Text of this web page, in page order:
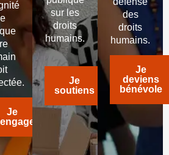
Je
sur les
droits
humains.
Je
soutiens
des
droits
humains.
Je
deviens
bénévole